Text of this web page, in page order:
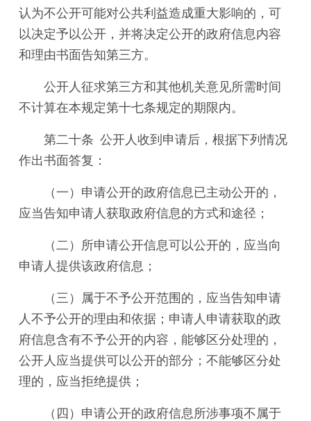
认为不公开可能对公共利益造成重大影响的，可
以决定予以公开，并将决定公开的政府信息内容
和理由书面告知第三方。
公开人征求第三方和其他机关意见所需时间
不计算在本规定第十七条规定的期限内。
第二十条 公开人收到申请后，根据下列情况
作出书面答复：
（一）申请公开的政府信息已主动公开的，
应当告知申请人获取政府信息的方式和途径；
（二）所申请公开信息可以公开的，应当向
申请人提供该政府信息；
（三）属于不予公开范围的，应当告知申请
人不予公开的理由和依据；申请人申请获取的政
府信息含有不予公开的内容，能够区分处理的，
公开人应当提供可以公开的部分；不能够区分处
理的，应当拒绝提供；
（四）申请公开的政府信息所涉事项不属于